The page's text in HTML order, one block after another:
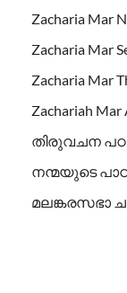
Zacharia Mar
Zacharia Mar
Zacharia Mar
Zachariah
തിരുവചന
നന്മയുടെ
മലങ്കരസഭാ